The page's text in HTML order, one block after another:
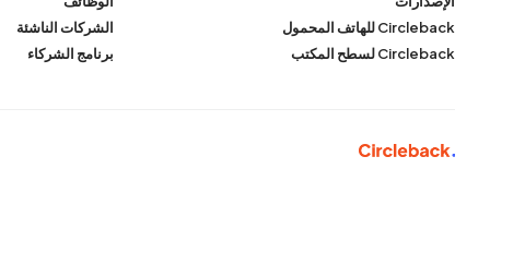
Circleback للهاتف المحمول
Circleback لسطح المكتب
الشركات الناشئة
برنامج الشركاء